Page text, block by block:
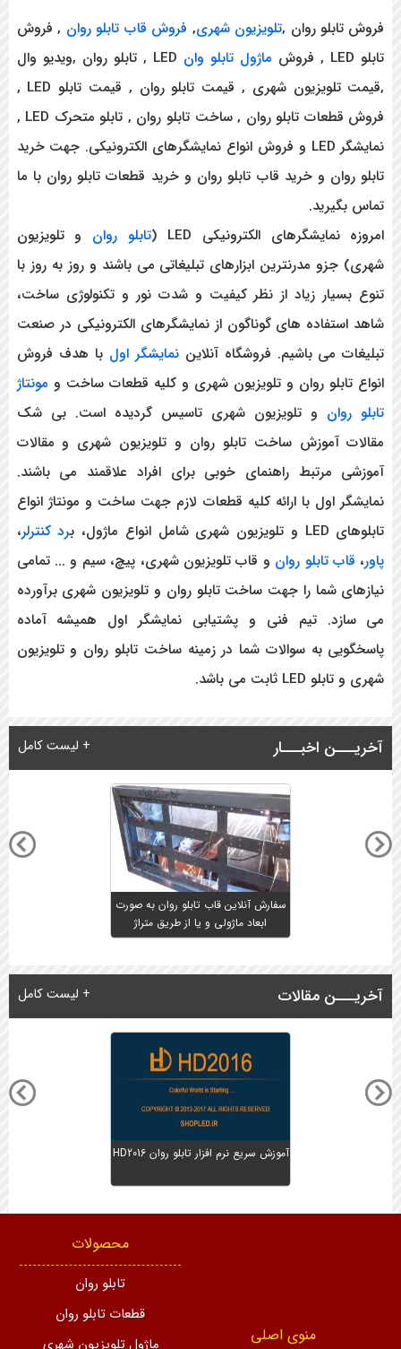
فروش تابلو روان ,تلویزیون شهری, فروش قاب تابلو روان , فروش
تابلو LED , فروش
ماژول تابلو وان
LED , تابلو روان ,ویدیو وال
,قیمت تلویزیون شهری , قیمت تابلو روان , قیمت تابلو LED ,
فروش قطعات تابلو روان , ساخت تابلو روان , تابلو متحرک LED ,
نمایشگر LED و فروش انواع نمایشگرهای الکترونیکی. جهت خرید
تابلو روان و خرید قاب تابلو روان و خرید قطعات تابلو روان با ما
تماس بگیرید.
امروزه نمایشگرهای الکترونیکی LED (
تابلو روان و تلویزیون
شهری) جزو مدرنترین ابزارهای تبلیغاتی می باشند و روز به روز با
تنوع بسیار زیاد از نظر کیفیت و شدت نور و تکنولوژی ساخت،
شاهد استفاده های گوناگون از نمایشگرهای الکترونیکی در صنعت
تبلیغات می باشیم. فروشگاه آنلایننمایشگر اول با هدف فروش
انواع تابلو روان و تلویزیون شهری و کلیه قطعات ساخت و مونتاژ
تابلو روان و تلویزیون شهری تاسیس گردیده است. بی شک
مقالات آموزش ساخت تابلو روان و تلویزیون شهری و مقالات
آموزشی مرتبط راهنمای خوبی برای افراد علاقمند می باشند.
نمایشگر اول با ارائه کلیه قطعات لازم جهت ساخت و مونتاژ انواع
تابلوهای LED و تلویزیون شهری شامل انواع ماژول، ب
رد کنترلر،
پاور، قاب تابلو روان و قاب تلویزیون شهری، پیچ، سیم و ... تمامی
نیازهای شما را جهت ساخت تابلو روان و تلویزیون شهری برآورده
می سازد. تیم فنی و پشتیابی نمایشگر اول همیشه آماده
پاسخگویی به سوالات شما در زمینه ساخت تابلو روان و تلویزیون
شهری و تابلو LED ثابت می باشد.
آخریـــن اخبـــار + لیست کامل
سفارش آنلاین قاب تابلو روان به صورت
ابعاد ماژولی و یا از طریق متراژ
آخریـــن مقالات + لیست کامل
آموزش سریع نرم افزار تابلو روان HD2016
منوی اصلی
محصولات
تابلو روان
قطعات تابلو روان